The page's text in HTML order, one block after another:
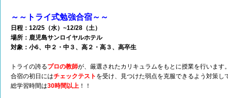
～～トライ式勉強合宿～～
日程：12/25（水）~12/28（土）
場所：鹿児島サンロイヤルホテル
対象：小6、中２・中３、高２・高３、高卒生
トライの誇るプロの教師が、厳選されたカリキュラムをもとに授業を行います
合宿の初日にはチェックテスト を受け、見つけた弱点を克服できるよう対策し
総学習時間は30時間以上 ！！